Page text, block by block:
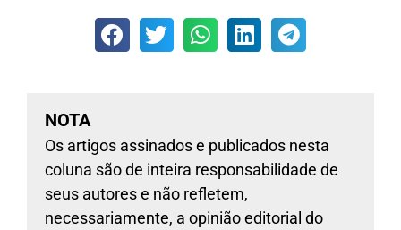
NOTA
Os artigos assinados e publicados nesta
coluna são de inteira responsabilidade de
seus autores e não refletem,
necessariamente, a opinião editorial do